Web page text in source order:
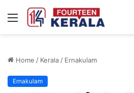
Menu
Home / Kerala/ Ernakulam
Ernakulam